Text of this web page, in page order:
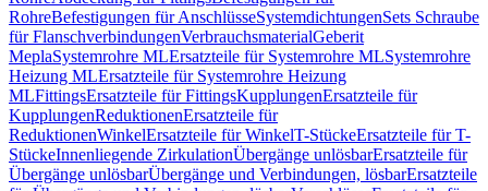
RohreBefestigungen für AnschlüsseSystemdichtungenSets Schraube
für FlanschverbindungenVerbrauchsmaterialGeberit
MeplaSystemrohre MLErsatzteile für Systemrohre MLSystemrohre
Heizung MLErsatzteile für Systemrohre Heizung
MLFittingsErsatzteile für FittingsKupplungenErsatzteile für
KupplungenReduktionenErsatzteile für
ReduktionenWinkelErsatzteile für WinkelT-StückeErsatzteile für T-
StückeInnenliegende ZirkulationÜbergänge unlösbarErsatzteile für
Übergänge unlösbarÜbergänge und Verbindungen, lösbarErsatzteile